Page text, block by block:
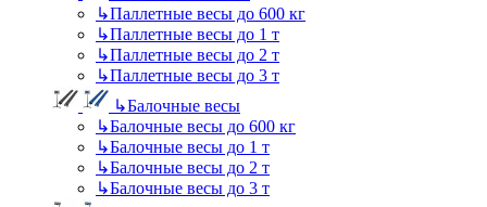
↳Паллетные весы до 600 кг
↳Паллетные весы до 1 т
↳Паллетные весы до 2 т
↳Паллетные весы до 3 т
↳Балочные весы
↳Балочные весы до 600 кг
↳Балочные весы до 1 т
↳Балочные весы до 2 т
↳Балочные весы до 3 т